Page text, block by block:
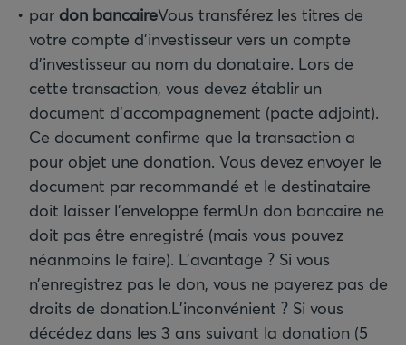
par don bancaireVous transférez les titres de
votre compte d’investisseur vers un compte
d’investisseur au nom du donataire. Lors de
cette transaction, vous devez établir un
document d’accompagnement (pacte adjoint).
Ce document confirme que la transaction a
pour objet une donation. Vous devez envoyer le
document par recommandé et le destinataire
doit laisser l’enveloppe fermUn don bancaire ne
doit pas être enregistré (mais vous pouvez
néanmoins le faire). L’avantage ? Si vous
n’enregistrez pas le don, vous ne payerez pas de
droits de donation.L’inconvénient ? Si vous
décédez dans les 3 ans suivant la donation (5